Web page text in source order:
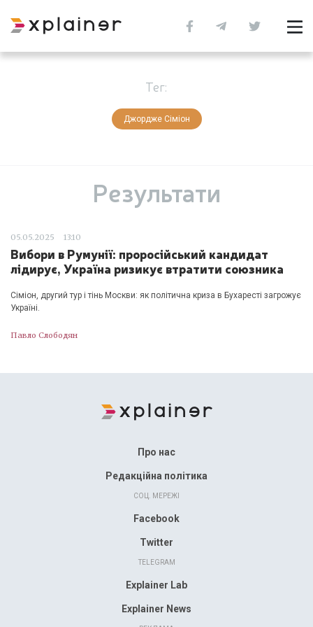
Тег:
Джордже Сіміон
Результати
05.05.2025 13:10
Вибори в Румунії: проросійський кандидат
лідирує, Україна ризикує втратити союзника
Сіміон, другий тур і тінь Москви: як політична криза в Бухаресті загрожує
Україні.
Павло Слободян
Про нас
Редакційна політика
СОЦ. МЕРЕЖІ
Facebook
Twitter
TELEGRAM
Explainer Lab
Explainer News